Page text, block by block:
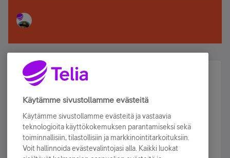
Älä jää paitsi – osallistu ja voita!
Tilaa Telian uutiskirje ja olet mukana arvonnassa.
sähköpostiisi.
Tilaa nyt
Käytämme sivustollamme evästeitä
Käytämme sivustollamme evästeitä ja vastaavia
teknologioita käyttökokemuksen parantamiseksi sekä
toiminnallisiin, tilastollisiin ja markkinointitarkoituksiin.
Voit hallinnoida evästevalintojasi alla. Kaikki luokat